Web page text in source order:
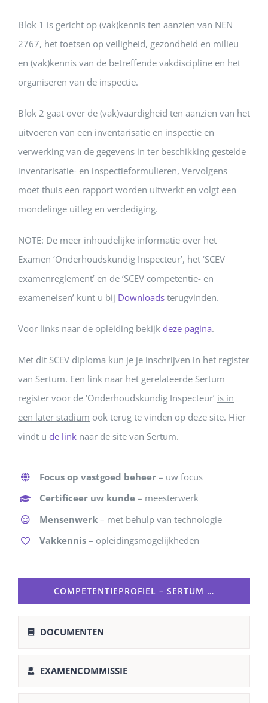
Blok 1 is gericht op (vak)kennis ten aanzien van NEN
2767, het toetsen op veiligheid, gezondheid en milieu
en (vak)kennis van de betreffende vakdiscipline en het
organiseren van de inspectie.
Blok 2 gaat over de (vak)vaardigheid ten aanzien van het
uitvoeren van een inventarisatie en inspectie en
verwerking van de gegevens in ter beschikking gestelde
inventarisatie- en inspectieformulieren, Vervolgens
moet thuis een rapport worden uitwerkt en volgt een
mondelinge uitleg en verdediging.
NOTE: De meer inhoudelijke informatie over het
Examen ‘Onderhoudskundig Inspecteur’, het ‘SCEV
examenreglement’ en de ‘SCEV competentie- en
exameneisen’ kunt u bij Downloads terugvinden.
Voor links naar de opleiding bekijk deze pagina.
Met dit SCEV diploma kun je je inschrijven in het register
van Sertum. Een link naar het gerelateerde Sertum
register voor de ‘Onderhoudskundig Inspecteur’ is in
een later stadium ook terug te vinden op deze site. Hier
vindt u de link naar de site van Sertum.
Focus op vastgoed beheer – uw focus
Certificeer uw kunde – meesterwerk
Mensenwerk – met behulp van technologie
Vakkennis – opleidingsmogelijkheden
COMPETENTIEPROFIEL – SERTUM …
DOCUMENTEN
EXAMENCOMMISSIE